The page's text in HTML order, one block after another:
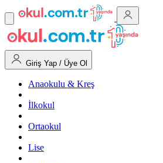
Giriş Yap / Üye Ol
Anaokulu & Kreş
İlkokul
Ortaokul
Lise